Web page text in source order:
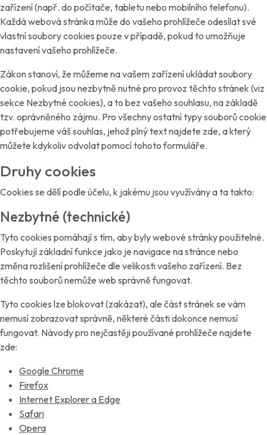
zařízení (např. do počítače, tabletu nebo mobilního telefonu).
Každá webová stránka může do vašeho prohlížeče odesílat své
vlastní soubory cookies pouze v případě, pokud to umožňuje
nastavení vašeho prohlížeče.
Zákon stanoví, že můžeme na vašem zařízení ukládat soubory
cookie, pokud jsou nezbytně nutné pro provoz těchto stránek (viz
sekce Nezbytné cookies), a to bez vašeho souhlasu, na základě
tzv. oprávněného zájmu. Pro všechny ostatní typy souborů cookie
potřebujeme váš souhlas, jehož plný text najdete zde, a který
můžete kdykoliv odvolat pomocí tohotoformuláře.
Druhy cookies
Cookies se dělí podle účelu, k jakému jsou využívány a ta takto:
Nezbytné (technické)
Tyto cookies pomáhají s tím, aby byly webové stránky použitelné.
Poskytují základní funkce jako je navigace na stránce nebo
změna rozlišení prohlížeče dle velikosti vašeho zařízení. Bez
těchto souborů nemůže web správně fungovat.
Tyto cookies lze blokovat (zakázat), ale část stránek se vám
nemusí zobrazovat správně, některé části dokonce nemusí
fungovat. Návody pro nejčastěji používané prohlížeče najdete
zde:
Google Chrome
Firefox
Internet Explorer a Edge
Safari
Opera